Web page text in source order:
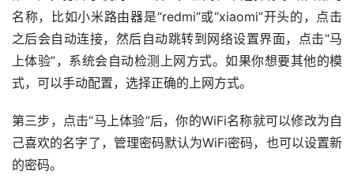
名称，比如小米路由器是“redmi”或“xiaomi”开头的，点击
之后会自动连接，然后自动跳转到网络设置界面，点击“马
上体验”，系统会自动检测上网方式。如果你想要其他的模
式，可以手动配置，选择正确的上网方式。
第三步，点击“马上体验”后，你的WiFi名称就可以修改为自
己喜欢的名字了，管理密码默认为WiFi密码，也可以设置新
的密码。